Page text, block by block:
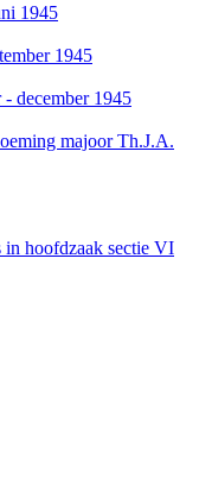
1945
1945
december 1945
majoor Th.J.A.
in hoofdzaak sectie VI